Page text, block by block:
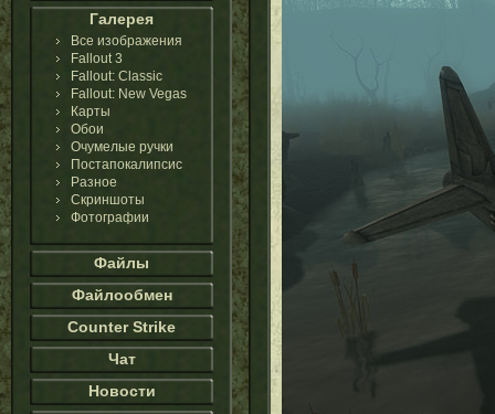
Галерея
Все изображения
Fallout 3
Fallout: Classic
Fallout: New Vegas
Карты
Обои
Очумелые ручки
Постапокалипсис
Разное
Скриншоты
Фотографии
Файлы
Файлообмен
Counter Strike
Чат
Новости